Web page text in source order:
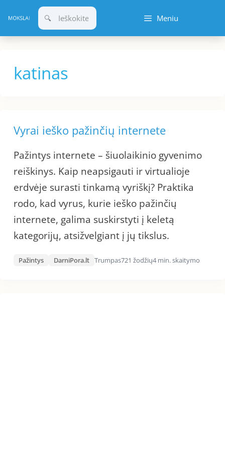
prie
turinio
Meniu
katinas
Vyrai ieško pažinčių internete
Pažintys internete – šiuolaikinio gyvenimo
reiškinys. Kaip neapsigauti ir virtualioje
erdvėje surasti tinkamą vyriškį? Praktika
rodo, kad vyrus, kurie ieško pažinčių
internete, galima suskirstyti į keletą
kategorijų, atsižvelgiant į jų tikslus.
Pažintys DarniPora.lt Trumpas721 žodžių4 min. skaitymo